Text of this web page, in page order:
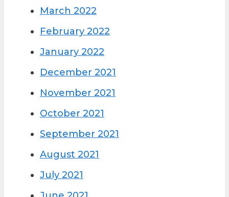
March 2022
February 2022
January 2022
December 2021
November 2021
October 2021
September 2021
August 2021
July 2021